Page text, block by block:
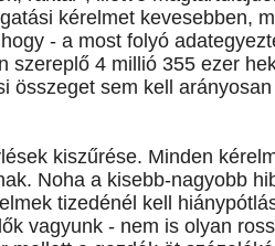
kérelmet kevesebben,
- a most folyó
szereplő 4 millió 355 ezer
összeget sem kell arányosan
kiszűrése. Minden
Noha a kisebb-nagyobb
tizedénél kell
vagyunk - nem is olyan